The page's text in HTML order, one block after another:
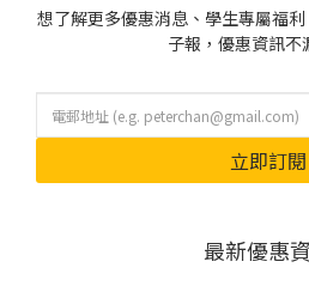
想了解更多優惠消息、學生專屬福
子報，優惠資訊不
立即訂閱
最新優惠